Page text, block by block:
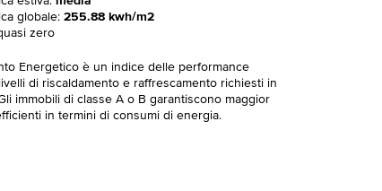
globale:255.88 kwh/m2
zero
Energetico è un indice delle performance
di riscaldamento e raffrescamento richiesti in
immobili di classe A o B garantiscono maggior
in termini di consumi di energia.